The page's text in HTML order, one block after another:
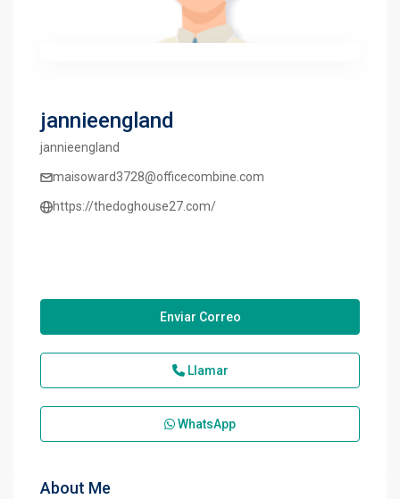
jannieengland
jannieengland
maisoward3728@officecombine.com
https://thedoghouse27.com/
Enviar Correo
Llamar
WhatsApp
About Me